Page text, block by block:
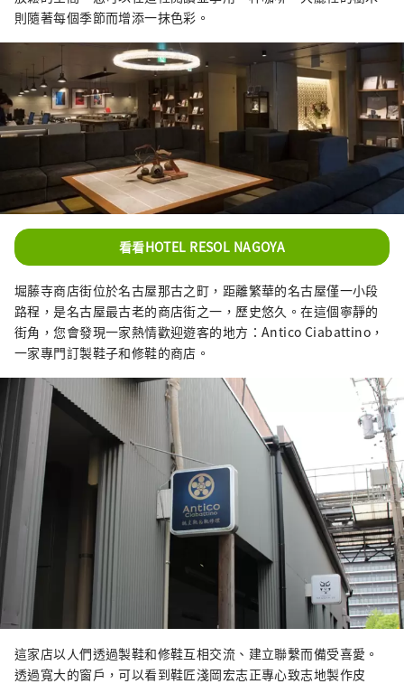
樞紐。 金澤三一雷索爾酒店 (Hotel Resol
Trinity Kanazawa) 提供與傳統和文化的獨特連
接 請在金澤雷索爾三一飯店 (Hotel Resol
Trinity Kanazawa) 體驗充滿加賀百萬石藩邸輝
煌的美好時光。 名古屋雷索爾酒店 ～可以穿西
裝、運動鞋的飯店～ 這家以「西裝和運動鞋」
為主題的都市美式飯店， 整棟建築中瀰漫著爵
士樂的味道，這是一種全國獨有的音樂文化。
它在緊張和放鬆之間創造了完美的平衡。 空間
的設計注重細節，從材料到家具、物品和配
件。 它就像一個“成年人的聚會場所”，邀請
尋求真實性的旅行者享受深度放鬆的體驗。 名
古屋雷索爾酒店是一個精緻的空間，您可以感
的飯店。 岐阜雷索爾飯店 ～用所有感官感受清
流孕育的文化與歷史～ 美麗、翠綠的山。清澈
的溪流似乎可以淨化你的靈魂。 岐阜市擁有美
麗的自然風光，是一座與水和諧相處、擁有悠
久歷史的城市。 從飯店步行只需 20 分鐘，您就
會看到這座城市唯一的天然瀑布，其水源來自
桃岳的溪流。 春、夏、秋、冬四季景色各有不
同，每次來都有新的感受。 蘊含在水中的人們
的情感，以及由此孕育的產業與文化。 岐阜雷
索爾飯店重視人與水的關係。 里索爾酒店的故
事與小鎮和人民交織在一起。 請盡情享受。
則隨著每個季節而增添一抹色彩。
看看HOTEL RESOL NAGOYA
堀藤寺商店街位於名古屋那古之町，距離繁華的名古屋僅一小段
路程，是名古屋最古老的商店街之一，歷史悠久。在這個寧靜的
街角，您會發現一家熱情歡迎遊客的地方：Antico Ciabattino，
一家專門訂製鞋子和修鞋的商店。
這家店以人們透過製鞋和修鞋互相交流、建立聯繫而備受喜愛。
透過寬大的窗戶，可以看到鞋匠淺岡宏志正專心致志地製作皮